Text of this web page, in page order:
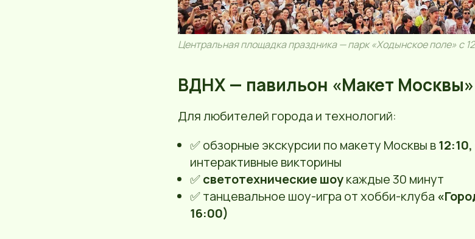
Центральная площадка праздника — парк «Ходынское поле» с
ВДНХ — павильон «Макет
Для любителей города и технологий:
✅ обзорные экскурсии по макету Москвы в
интерактивные викторины
✅светотехнические шоукаждые 30 минут
✅ танцевальное шоу-игра от хобби-клуба
16:00)